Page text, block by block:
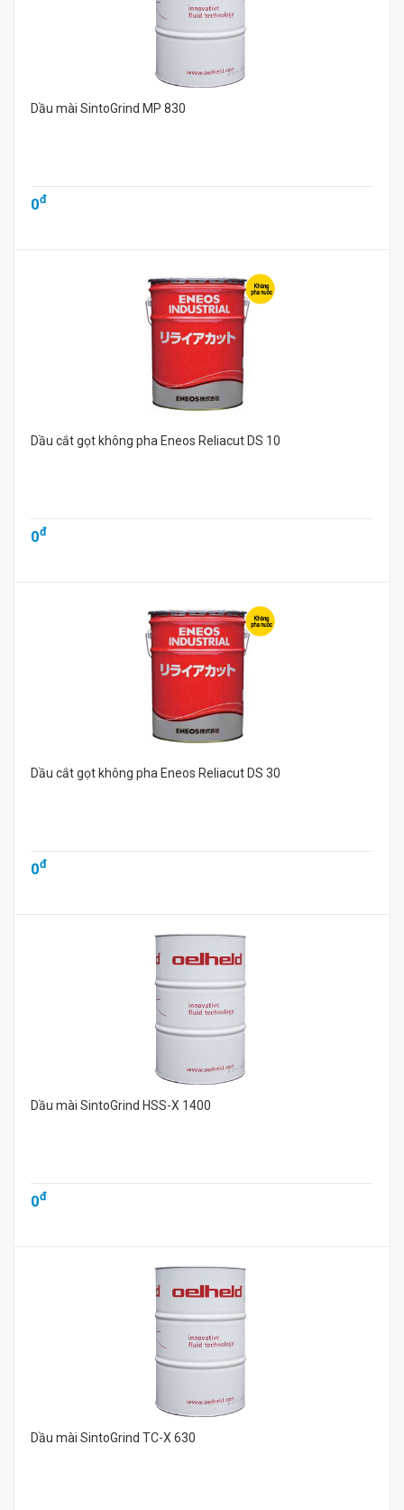
Dầu mài SintoGrind MP 830
0đ
Dầu cắt gọt không pha Eneos Reliacut DS 10
0đ
Dầu cắt gọt không pha Eneos Reliacut DS 30
0đ
Dầu mài SintoGrind HSS-X 1400
0đ
Dầu mài SintoGrind TC-X 630